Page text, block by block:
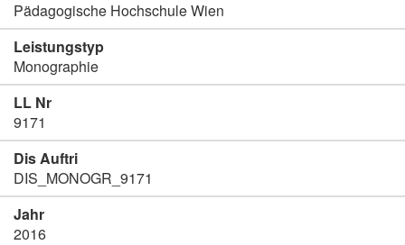
Pädagogische Hochschule Wien
Leistungstyp
Monographie
LL Nr
9171
Dis Auftri
DIS_MONOGR_9171
Jahr
2016